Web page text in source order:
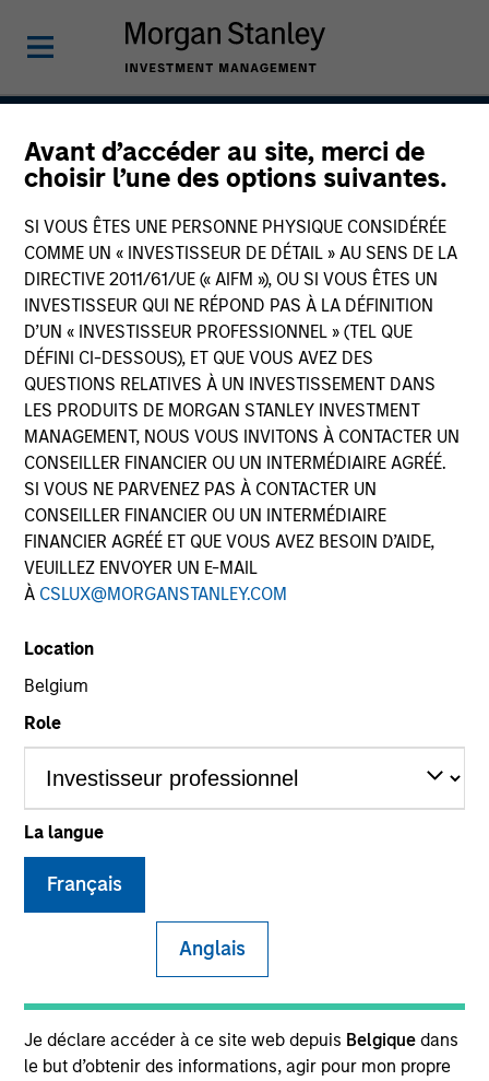
Avant d’accéder au site, merci de
choisir l’une des options suivantes.
SI VOUS ÊTES UNE PERSONNE PHYSIQUE CONSIDÉRÉE
COMME UN « INVESTISSEUR DE DÉTAIL » AU SENS DE LA
DIRECTIVE 2011/61/UE (« AIFM »), OU SI VOUS ÊTES UN
INVESTISSEUR QUI NE RÉPOND PAS À LA DÉFINITION
D’UN « INVESTISSEUR PROFESSIONNEL » (TEL QUE
DÉFINI CI-DESSOUS), ET QUE VOUS AVEZ DES
QUESTIONS RELATIVES À UN INVESTISSEMENT DANS
LES PRODUITS DE MORGAN STANLEY INVESTMENT
MANAGEMENT, NOUS VOUS INVITONS À CONTACTER UN
CONSEILLER FINANCIER OU UN INTERMÉDIAIRE AGRÉÉ.
SI VOUS NE PARVENEZ PAS À CONTACTER UN
CONSEILLER FINANCIER OU UN INTERMÉDIAIRE
FINANCIER AGRÉÉ ET QUE VOUS AVEZ BESOIN D’AIDE,
VEUILLEZ ENVOYER UN E-MAIL
À CSLUX@MORGANSTANLEY.COM
Location
Belgium
Role
La langue
Français
Anglais
Je déclare accéder à ce site web depuis Belgique dans
le but d’obtenir des informations, agir pour mon propre
Atlanta Capital High
Quality Premier
Strategy Inception
April 1993
Asset Class
Securitized
Quick Facts
Benchmark
Bloomberg Aggregate Index
Insights
Overview
The High Quality Premier strategy takes a risk-controlled
approach that seeks to add value through security
selection, sector emphasis and yield curve
management. We emphasize high quality securitized
bonds due to their attractive yields and low correlation to
risk assets, which help stabilize returns in a diversified
portfolio.